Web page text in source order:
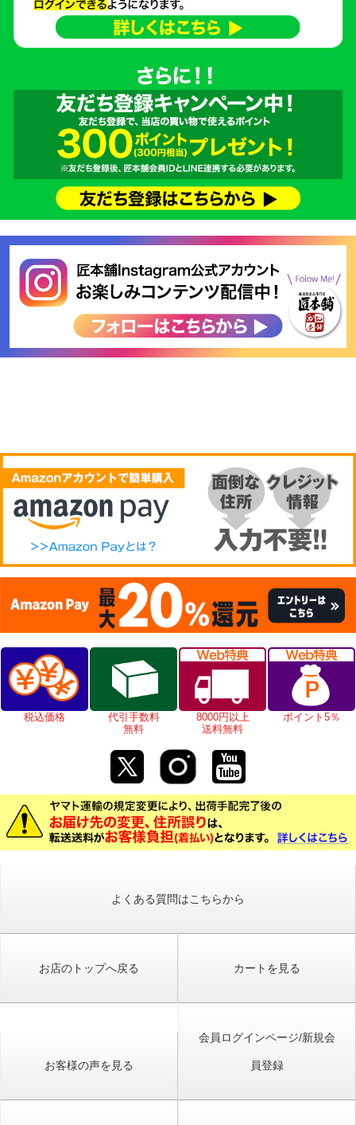
税込価格
代引手数料
無料
8000円以上
送料無料
ポイント5％
よくある質問はこちらから
お店のトップへ戻る カートを見る
お客様の声を見る
会員ログインページ/新規会
員登録